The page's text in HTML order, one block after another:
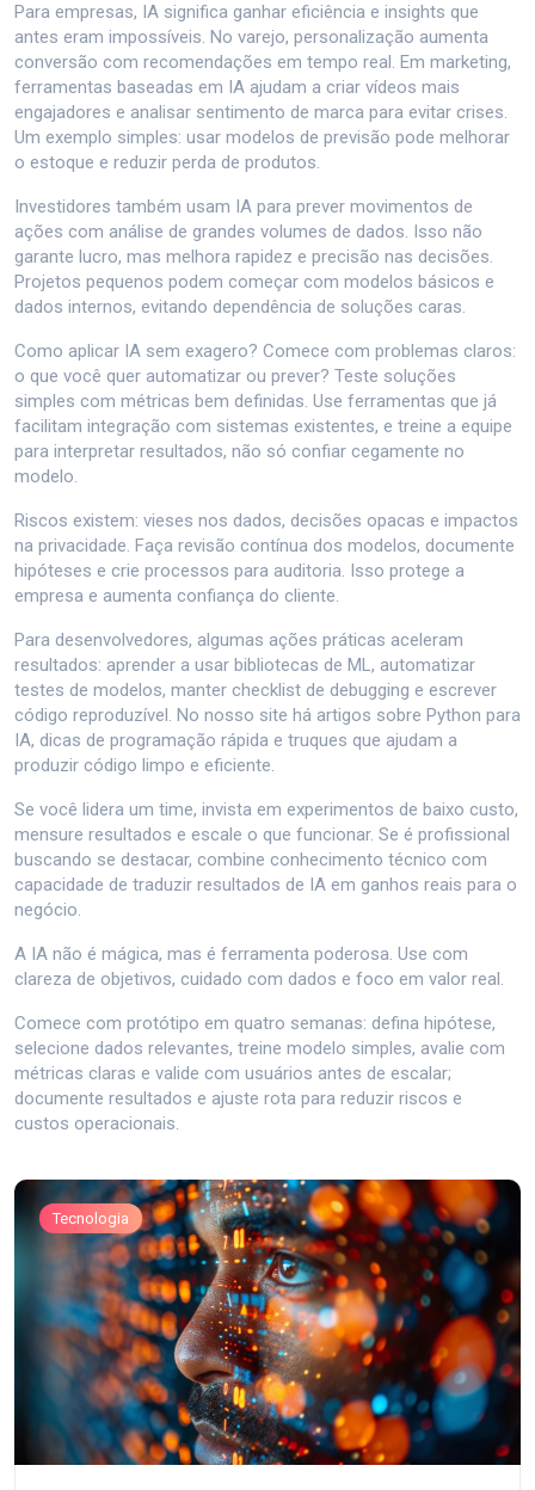
Para empresas, IA significa ganhar eficiência e insights que
antes eram impossíveis. No varejo, personalização aumenta
conversão com recomendações em tempo real. Em marketing,
ferramentas baseadas em IA ajudam a criar vídeos mais
engajadores e analisar sentimento de marca para evitar crises.
Um exemplo simples: usar modelos de previsão pode melhorar
o estoque e reduzir perda de produtos.
Investidores também usam IA para prever movimentos de
ações com análise de grandes volumes de dados. Isso não
garante lucro, mas melhora rapidez e precisão nas decisões.
Projetos pequenos podem começar com modelos básicos e
dados internos, evitando dependência de soluções caras.
Como aplicar IA sem exagero? Comece com problemas claros:
o que você quer automatizar ou prever? Teste soluções
simples com métricas bem definidas. Use ferramentas que já
facilitam integração com sistemas existentes, e treine a equipe
para interpretar resultados, não só confiar cegamente no
modelo.
Riscos existem: vieses nos dados, decisões opacas e impactos
na privacidade. Faça revisão contínua dos modelos, documente
hipóteses e crie processos para auditoria. Isso protege a
empresa e aumenta confiança do cliente.
Para desenvolvedores, algumas ações práticas aceleram
resultados: aprender a usar bibliotecas de ML, automatizar
testes de modelos, manter checklist de debugging e escrever
código reproduzível. No nosso site há artigos sobre Python para
IA, dicas de programação rápida e truques que ajudam a
produzir código limpo e eficiente.
Se você lidera um time, invista em experimentos de baixo custo,
mensure resultados e escale o que funcionar. Se é profissional
buscando se destacar, combine conhecimento técnico com
capacidade de traduzir resultados de IA em ganhos reais para o
negócio.
A IA não é mágica, mas é ferramenta poderosa. Use com
clareza de objetivos, cuidado com dados e foco em valor real.
Comece com protótipo em quatro semanas: defina hipótese,
selecione dados relevantes, treine modelo simples, avalie com
métricas claras e valide com usuários antes de escalar;
documente resultados e ajuste rota para reduzir riscos e
custos operacionais.
Tecnologia